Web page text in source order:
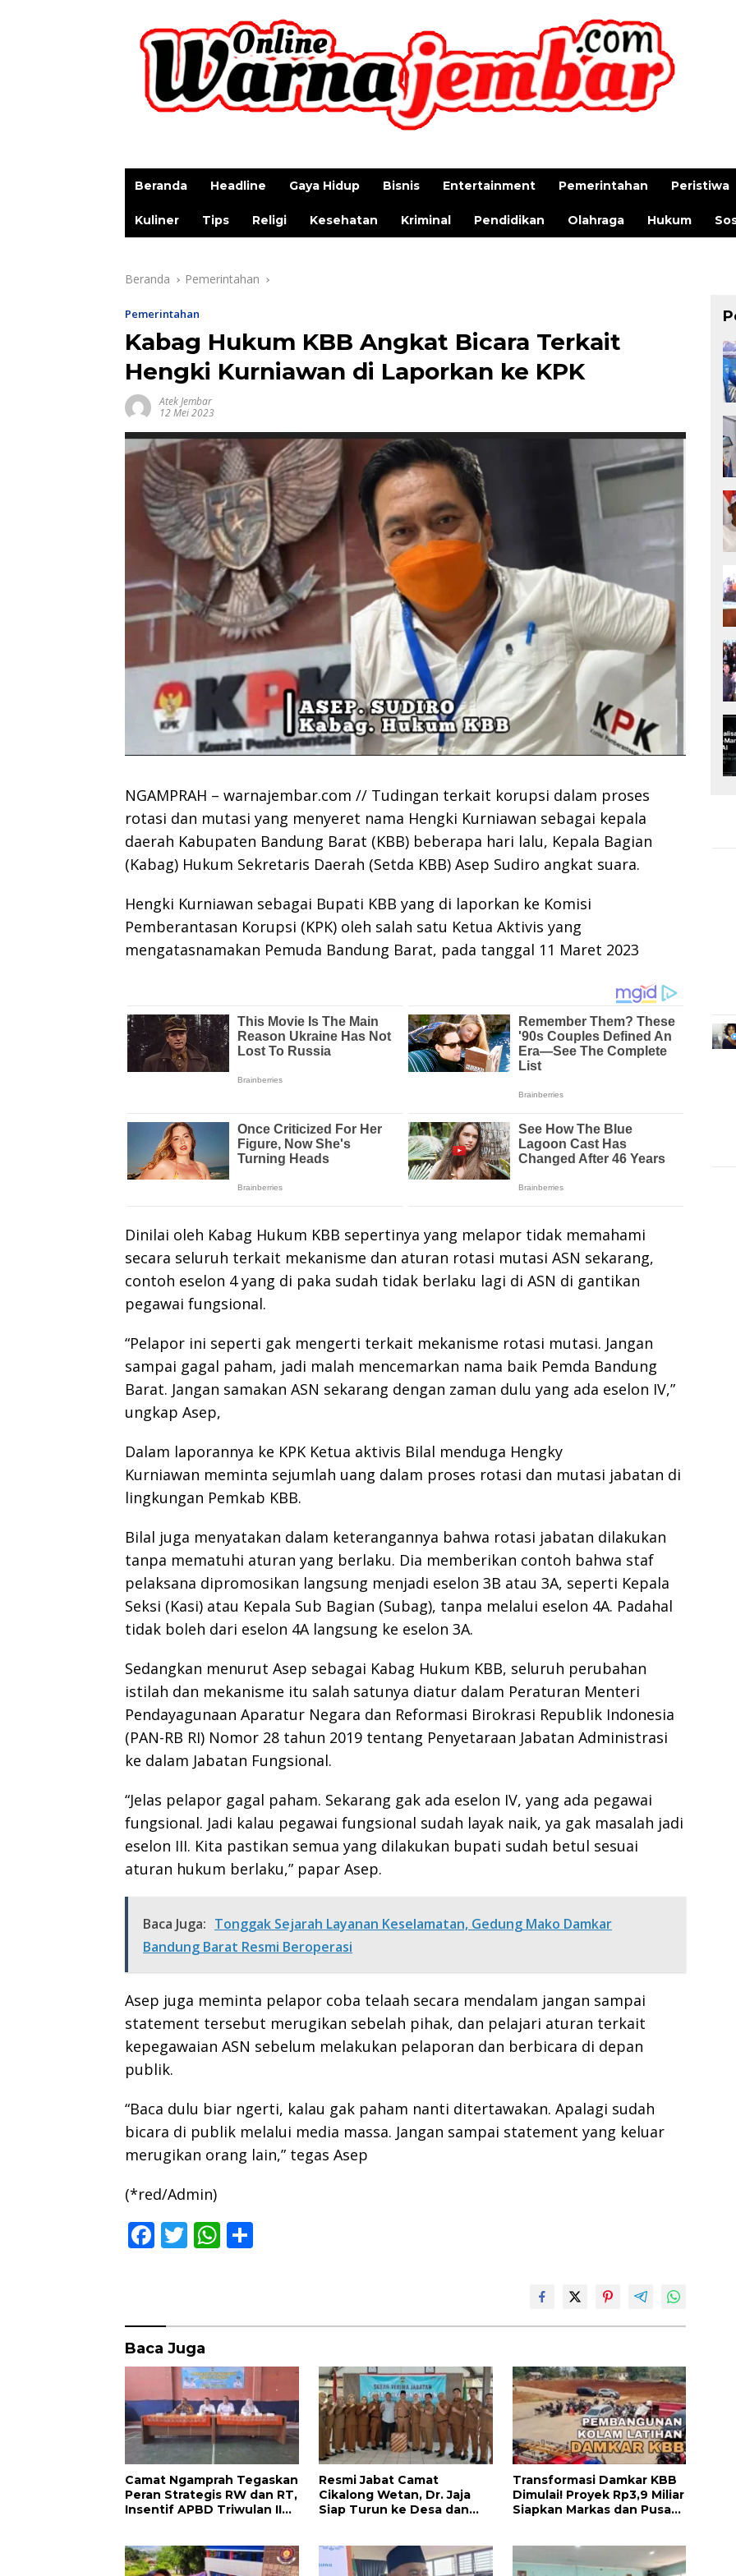
Beranda Headline Gaya Hidup Bisnis Entertainment Pemerintahan Peristiwa
Kuliner Tips Religi Kesehatan Kriminal Pendidikan Olahraga Hukum
Beranda Pemerintahan
Pemerintahan
Kabag Hukum KBB Angkat Bicara Terkait
Hengki Kurniawan di Laporkan ke KPK
Atek Jembar
12 Mei 2023
NGAMPRAH – warnajembar.com // Tudingan terkait korupsi dalam proses
rotasi dan mutasi yang menyeret nama Hengki Kurniawan sebagai kepala
daerah Kabupaten Bandung Barat (KBB) beberapa hari lalu, Kepala Bagian
(Kabag) Hukum Sekretaris Daerah (Setda KBB) Asep Sudiro angkat suara.
Hengki Kurniawan sebagai Bupati KBB yang di laporkan ke Komisi
Pemberantasan Korupsi (KPK) oleh salah satu Ketua Aktivis yang
mengatasnamakan Pemuda Bandung Barat, pada tanggal 11 Maret 2023
Dinilai oleh Kabag Hukum KBB sepertinya yang melapor tidak memahami
secara seluruh terkait mekanisme dan aturan rotasi mutasi ASN sekarang,
contoh eselon 4 yang di paka sudah tidak berlaku lagi di ASN di gantikan
pegawai fungsional.
“Pelapor ini seperti gak mengerti terkait mekanisme rotasi mutasi. Jangan
sampai gagal paham, jadi malah mencemarkan nama baik Pemda Bandung
Barat. Jangan samakan ASN sekarang dengan zaman dulu yang ada eselon IV,”
ungkap Asep,
Dalam laporannya ke KPK Ketua aktivis Bilal menduga Hengky
Kurniawan meminta sejumlah uang dalam proses rotasi dan mutasi jabatan di
lingkungan Pemkab KBB.
Bilal juga menyatakan dalam keterangannya bahwa rotasi jabatan dilakukan
tanpa mematuhi aturan yang berlaku. Dia memberikan contoh bahwa staf
pelaksana dipromosikan langsung menjadi eselon 3B atau 3A, seperti Kepala
Seksi (Kasi) atau Kepala Sub Bagian (Subag), tanpa melalui eselon 4A. Padahal
tidak boleh dari eselon 4A langsung ke eselon 3A.
Sedangkan menurut Asep sebagai Kabag Hukum KBB, seluruh perubahan
istilah dan mekanisme itu salah satunya diatur dalam Peraturan Menteri
Pendayagunaan Aparatur Negara dan Reformasi Birokrasi Republik Indonesia
(PAN-RB RI) Nomor 28 tahun 2019 tentang Penyetaraan Jabatan Administrasi
ke dalam Jabatan Fungsional.
“Jelas pelapor gagal paham. Sekarang gak ada eselon IV, yang ada pegawai
fungsional. Jadi kalau pegawai fungsional sudah layak naik, ya gak masalah jadi
eselon III. Kita pastikan semua yang dilakukan bupati sudah betul sesuai
aturan hukum berlaku,” papar Asep.
Baca Juga: Tonggak Sejarah Layanan Keselamatan, Gedung Mako Damkar
Bandung Barat Resmi Beroperasi
Asep juga meminta pelapor coba telaah secara mendalam jangan sampai
statement tersebut merugikan sebelah pihak, dan pelajari aturan terkait
kepegawaian ASN sebelum melakukan pelaporan dan berbicara di depan
publik.
“Baca dulu biar ngerti, kalau gak paham nanti ditertawakan. Apalagi sudah
bicara di publik melalui media massa. Jangan sampai statement yang keluar
merugikan orang lain,” tegas Asep
(*red/Admin)
F
o
o
k
T W
p
p
Baca Juga
Camat Ngamprah Tegaskan
Peran Strategis RW dan RT,
Insentif APBD Triwulan II
Resmi Jabat Camat
Cikalong Wetan, Dr. Jaja
Siap Turun ke Desa dan
Maju
Transformasi Damkar KBB
Dimulai! Proyek Rp3,9 Miliar
Siapkan Markas dan Pusat